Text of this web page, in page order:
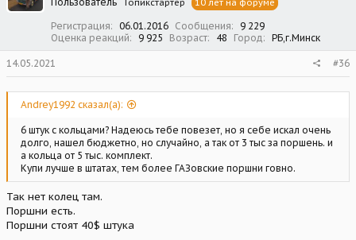
Топикстартер 10 лет на форуме
Регистрация 06.01.2016 Сообщения
9 229
Оценка реакций
9 925 Возраст 48 Город РБ,г.Минск
14.05.2021 #36
Andrey1992 сказал(а):
6 штук с кольцами? Надеюсь тебе повезет, но я себе искал очень
долго, нашел бюджетно, но случайно, а так от 3 тыс за поршень. и
а кольца от 5 тыс. комплект.
Купи лучше в штатах, тем более ГАЗовские поршни говно.
Так нет колец там.
Поршни есть.
Поршни стоят 40$ штука